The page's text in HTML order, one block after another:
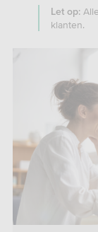
Let op:
klanten.